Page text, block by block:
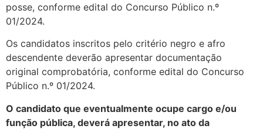
posse, conforme edital do Concurso Público n.º
01/2024.
Os candidatos inscritos pelo critério negro e afro
descendente deverão apresentar documentação
original comprobatória, conforme edital do Concurso
Público n.º 01/2024.
O candidato que eventualmente ocupe cargo e/ou
função pública, deverá apresentar, no ato da